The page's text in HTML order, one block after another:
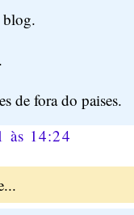
blog.
de fora do paises.
às 14:24